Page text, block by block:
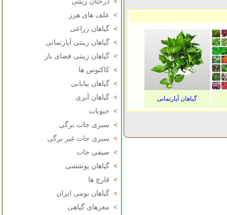
> علف های هرز
> گیاهان زراعی
> گیاهان زینتی آپارتمانی
> گیاهان زینتی فضای باز
> کاکتوس ها
> گیاهان بیابانی
> گیاهان آبزی
> حبوبات
> سبزی جات برگی
> سبزی جات غیر برگی
> صیفی جات
> گیاهان پوششی
> قارچ ها
> گیاهان بومی ایران
> مغزهای گیاهی
گیاهان آپارتمانی